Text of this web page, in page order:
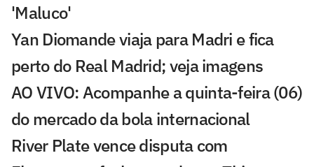
'Maluco'
Yan Diomande viaja para Madri e fica
perto do Real Madrid; veja imagens
AO VIVO: Acompanhe a quinta-feira (06)
do mercado da bola internacional
River Plate vence disputa com